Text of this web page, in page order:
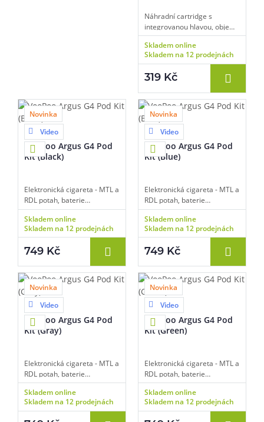
Náhradní cartridge s
integrovanou hlavou, objem
2 ml, odpor 0,4 ohm a 0,7
ohm a 1,0ohm, mesh pletivo,
horní plnění, vhodné pro MTL
Skladem online
Skladem na 12 prodejnách
319 Kč
Novinka
Video
8 barev
VooPoo Argus G4 Pod
Kit (Black)
Elektronická cigareta - MTL a
RDL potah, baterie
1650mAh, objem 2ml,
automatické spínání, výkon
5-35W, dobíjení USB-C,
inteligentní detekce odporu,
Ohm, platforma VooPoo
Argus, čipset GENE AI 3.0,
dlouhá životnost cartridgí.
Skladem online
Skladem na 12 prodejnách
749 Kč
Novinka
Video
8 barev
VooPoo Argus G4 Pod
Kit (Blue)
Elektronická cigareta - MTL a
RDL potah, baterie
1650mAh, objem 2ml,
automatické spínání, výkon
5-35W, dobíjení USB-C,
inteligentní detekce odporu,
Ohm, platforma VooPoo
Argus, čipset GENE AI 3.0,
dlouhá životnost cartridgí.
Skladem online
Skladem na 12 prodejnách
749 Kč
Novinka
Video
8 barev
VooPoo Argus G4 Pod
Kit (Gray)
Elektronická cigareta - MTL a
RDL potah, baterie
1650mAh, objem 2ml,
automatické spínání, výkon
5-35W, dobíjení USB-C,
Skladem online
Skladem na 12 prodejnách
Novinka
Video
8 barev
VooPoo Argus G4 Pod
Kit (Green)
Elektronická cigareta - MTL a
RDL potah, baterie
1650mAh, objem 2ml,
automatické spínání, výkon
5-35W, dobíjení USB-C,
Skladem online
Skladem na 12 prodejnách